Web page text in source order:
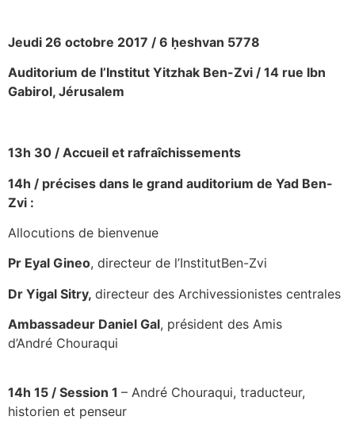
Jeudi 26 octobre 2017 / 6 ḥeshvan 5778
Auditorium de l’Institut Yitzhak Ben-Zvi / 14 rue Ibn
Gabirol, Jérusalem
13h 30 / Accueil et rafraîchissements
14h / précises dans le grand auditorium de Yad Ben-
Zvi :
Allocutions de bienvenue
Pr Eyal Gineo, directeur de l’InstitutBen-Zvi
Dr Yigal Sitry, directeur des Archivessionistes centrales
Ambassadeur Daniel Gal, président des Amis
d’André Chouraqui
14h 15 / Session 1 – André Chouraqui, traducteur,
historien et penseur